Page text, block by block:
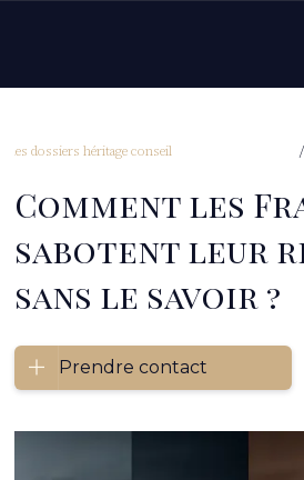
les dossiers héritage conseil /
Comment les
sabotent leur
sans le savoir ?
Prendre contact